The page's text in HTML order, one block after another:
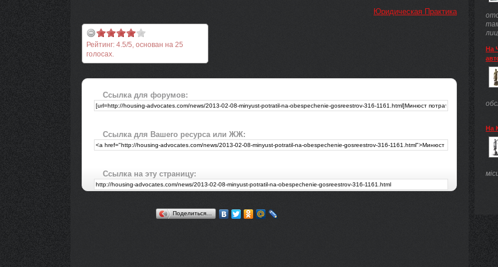
Юридическая Практика
Рейтинг: 4.5/5, основан на 25
голосах.
Ссылка для форумов:
Ссылка для Вашего ресурса или ЖЖ:
Ссылка на эту страницу:
Поделиться…
На
На